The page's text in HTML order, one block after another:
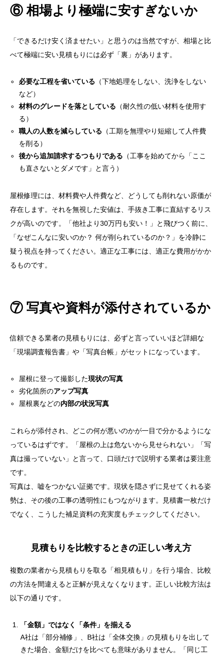
⑥ 相場より極端に安すぎないか
「できるだけ安く済ませたい」と思うのは当然ですが、相場と比
べて極端に安い見積もりには必ず「裏」があります。
必要な工程を省いている （下地処理をしない、洗浄をしない
など）
材料のグレードを落としている （耐久性の低い材料を使用す
る）
職人の人数を減らしている （工期を無理やり短縮して人件費
を削る）
後から追加請求するつもりである （工事を始めてから「ここ
も直さないとダメです」と言う）
屋根修理には、材料費や人件費など、どうしても削れない原価が
存在します。それを無視した安値は、手抜き工事に直結するリス
クが高いのです。「他社より30万円も安い！」と飛びつく前に、
「なぜこんなに安いのか？ 何が削られているのか？」を冷静に
疑う視点を持ってください。適正な工事には、適正な費用がかか
るものです。
⑦ 写真や資料が添付されているか
信頼できる業者の見積もりには、必ずと言っていいほど詳細な
「現場調査報告書」や「写真台帳」がセットになっています。
屋根に登って撮影した現状の写真
劣化箇所のアップ写真
屋根裏などの内部の状況写真
これらが添付され、どこの何が悪いのかが一目で分かるようにな
っているはずです。「屋根の上は危ないから見せられない」「写
真は撮っていない」と言って、口頭だけで説明する業者は要注意
です。
写真は、嘘をつかない証拠です。現状を隠さずに見せてくれる姿
勢は、その後の工事の透明性にもつながります。見積書一枚だけ
でなく、こうした補足資料の充実度もチェックしてください。
見積もりを比較するときの正しい考え方
複数の業者から見積もりを取る「相見積もり」を行う場合、比較
の方法を間違えると正解が見えなくなります。正しい比較方法は
以下の通りです。
「金額」ではなく「条件」を揃える
A社は「部分補修」、B社は「全体交換」の見積もりを出して
きた場合、金額だけを比べても意味がありません。「同じ工